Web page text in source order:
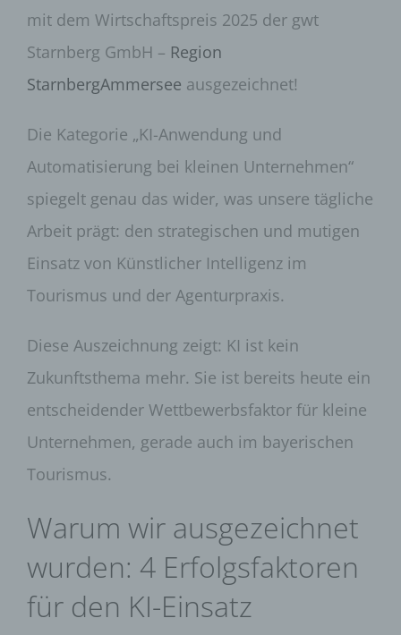
mit dem Wirtschaftspreis 2025 der gwt
Starnberg GmbH – Region
StarnbergAmmersee ausgezeichnet!
Die Kategorie „KI-Anwendung und
Automatisierung bei kleinen Unternehmen“
spiegelt genau das wider, was unsere tägliche
Arbeit prägt: den strategischen und mutigen
Einsatz von Künstlicher Intelligenz im
Tourismus und der Agenturpraxis.
Diese Auszeichnung zeigt: KI ist kein
Zukunftsthema mehr. Sie ist bereits heute ein
entscheidender Wettbewerbsfaktor für kleine
Unternehmen, gerade auch im bayerischen
Tourismus.
Warum wir ausgezeichnet
wurden: 4 Erfolgsfaktoren
für den KI-Einsatz